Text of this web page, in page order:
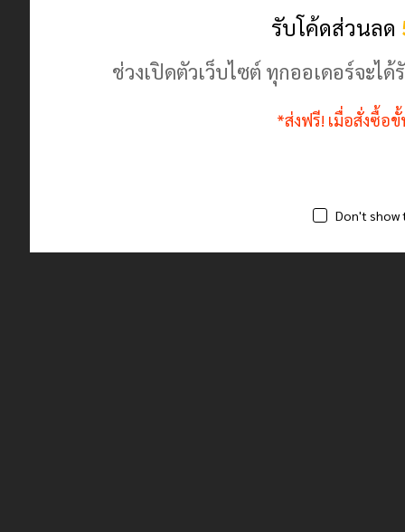
รับโค้ดส่วนลด
ช่วงเปิดตัวเว็บไซต์ ทุกออเดอร์จะไ
*ส่งฟรี! เมื่อสั่งซื้อ
Don't show